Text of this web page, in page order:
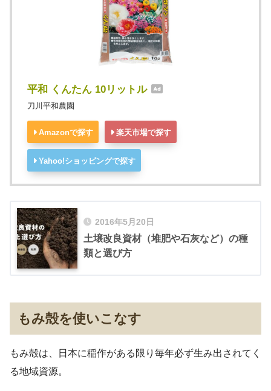
平和 くんたん 10リットル
刀川平和農園
Amazonで探す 楽天市場で探す
Yahoo!ショッピングで探す
2016年5月20日
土壌改良資材（堆肥や石灰など）の種
類と選び方
もみ殻を使いこなす
もみ殻は、日本に稲作がある限り毎年必ず生み出されてく
る地域資源。